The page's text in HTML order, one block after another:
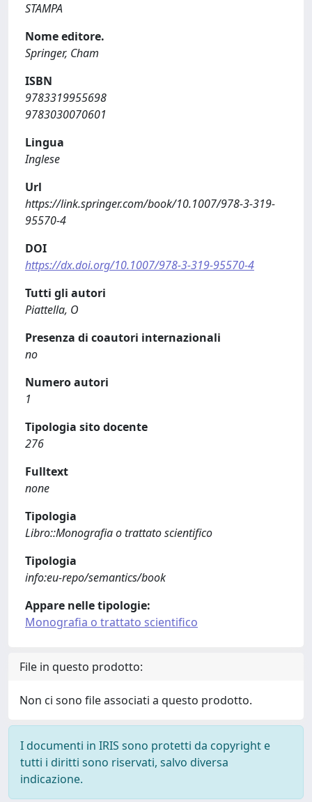
STAMPA
Nome editore.
Springer, Cham
ISBN
9783319955698
9783030070601
Lingua
Inglese
Url
https://link.springer.com/book/10.1007/978-3-319-
95570-4
DOI
https://dx.doi.org/10.1007/978-3-319-95570-4
Tutti gli autori
Piattella, O
Presenza di coautori internazionali
no
Numero autori
1
Tipologia sito docente
276
Fulltext
none
Tipologia
Libro::Monografia o trattato scientifico
Tipologia
info:eu-repo/semantics/book
Appare nelle tipologie:
Monografia o trattato scientifico
File in questo prodotto:
Non ci sono file associati a questo prodotto.
I documenti in IRIS sono protetti da copyright e
tutti i diritti sono riservati, salvo diversa
indicazione.